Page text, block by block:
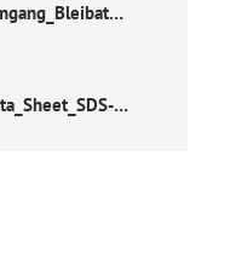
Merkblatt_Sicherer_Umgang_Bleibatterien.pdf
Kung_Long_Safety_Data_Sheet_SDS-english.pdf